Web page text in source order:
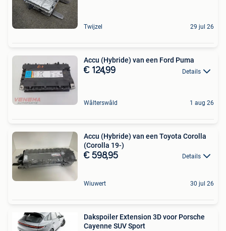
Twijzel 29 jul 26
Accu (Hybride) van een Ford Puma
€ 124,99 Details
Wâlterswâld 1 aug 26
Accu (Hybride) van een Toyota Corolla
(Corolla 19-)
€ 598,95 Details
Wiuwert 30 jul 26
Dakspoiler Extension 3D voor Porsche
Cayenne SUV Sport